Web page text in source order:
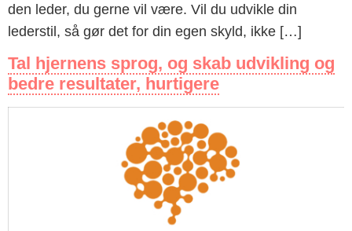
den leder, du gerne vil være. Vil du udvikle din
lederstil, så gør det for din egen skyld, ikke […]
Tal hjernens sprog, og skab udvikling og
bedre resultater, hurtigere